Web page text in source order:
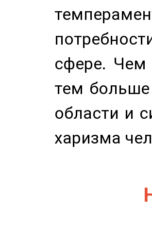
сфере. Чем
тем больше
области и
харизма